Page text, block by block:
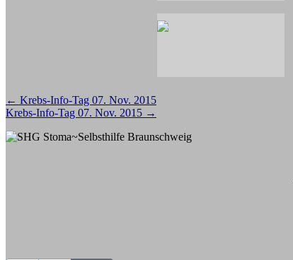
Beitragsnavigation
← Krebs-Info-Tag 07. Nov. 2015
Krebs-Info-Tag 07. Nov. 2015 →